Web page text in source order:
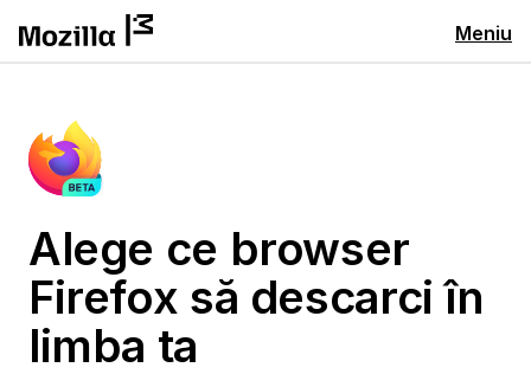
Meniu
Alege ce browser
Firefox să descarci în
limba ta